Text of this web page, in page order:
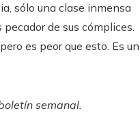
sólo una clase inmensa
de sus cómplices.
es peor que esto. Es un
semanal.